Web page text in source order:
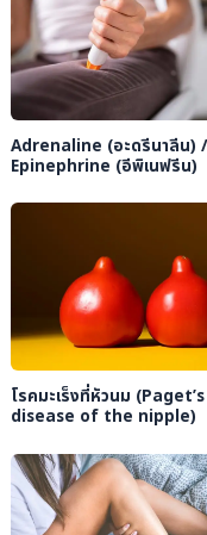
Adrenaline (อะดรีนาลีน) /
Epinephrine (อีพิเนฟรีน)
โรคมะเร็งที่หัวนม (Paget’s
disease of the nipple)